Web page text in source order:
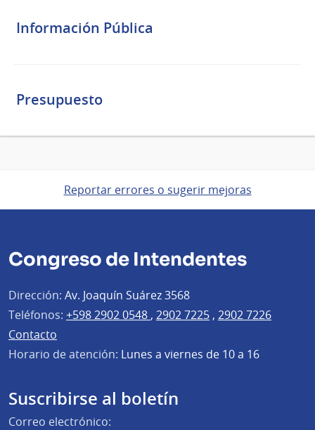
Información Pública
Presupuesto
Reportar errores o sugerir mejoras
Congreso de Intendentes
Dirección: Av. Joaquín Suárez 3568
Teléfonos: +598 2902 0548 , 2902 7225 , 2902 7226
Contacto
Horario de atención: Lunes a viernes de 10 a 16
Suscribirse al boletín
Correo electrónico: